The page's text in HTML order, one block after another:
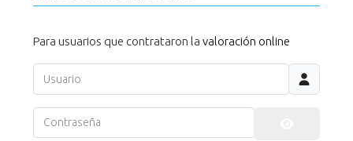
Para usuarios que contrataron la valoración online
Usuario
Contraseña